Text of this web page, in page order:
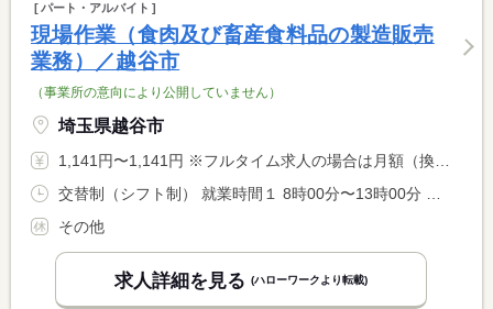
パート・アルバイト
現場作業（食肉及び畜産食料品の製造販売
業務）／越谷市
（事業所の意向により公開していません）
埼玉県越谷市
1,141円〜1,141円 ※フルタイム求人の場合は月額（換算額）、パート求人の場合は時間額を表示しています。
その他
求人詳細を見る (ハローワークより転載)